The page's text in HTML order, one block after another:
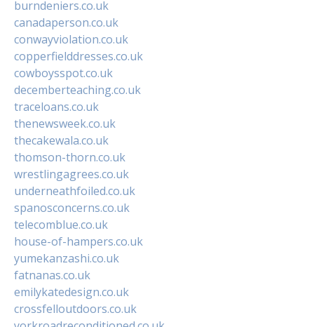
burndeniers.co.uk
canadaperson.co.uk
conwayviolation.co.uk
copperfielddresses.co.uk
cowboysspot.co.uk
decemberteaching.co.uk
traceloans.co.uk
thenewsweek.co.uk
thecakewala.co.uk
thomson-thorn.co.uk
wrestlingagrees.co.uk
underneathfoiled.co.uk
spanosconcerns.co.uk
telecomblue.co.uk
house-of-hampers.co.uk
yumekanzashi.co.uk
fatnanas.co.uk
emilykatedesign.co.uk
crossfelloutdoors.co.uk